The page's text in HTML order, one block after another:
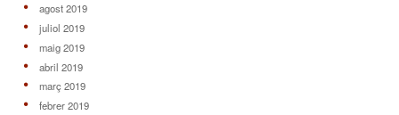
agost 2019
juliol 2019
maig 2019
abril 2019
març 2019
febrer 2019